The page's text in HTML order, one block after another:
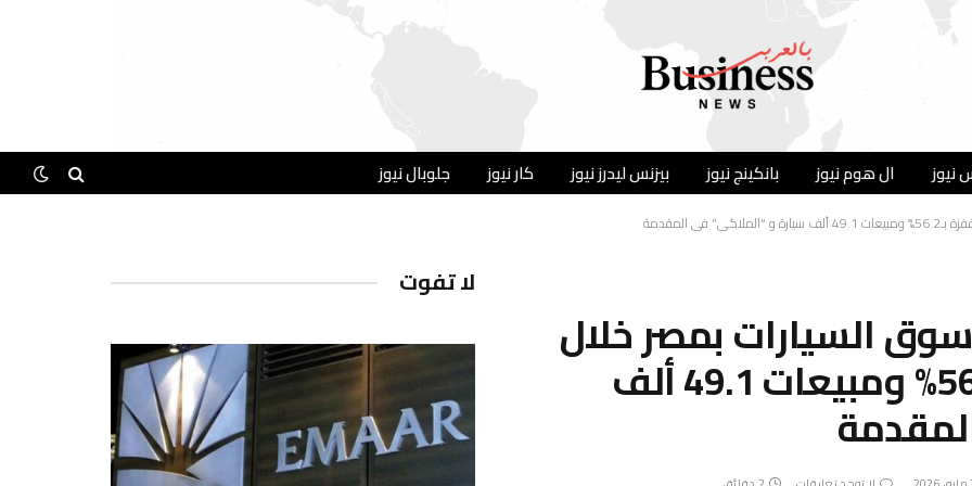
نيوز ال هوم نيوز بانكينج نيوز بيزنس ليدرز نيوز كار نيوز جلوبال نيوز
المقدمة
السيارات بمصر خلال
الربع الأول ؟ .. قفزة بـ56.2% ومبيعات 49.1 ألف
لا تفوت